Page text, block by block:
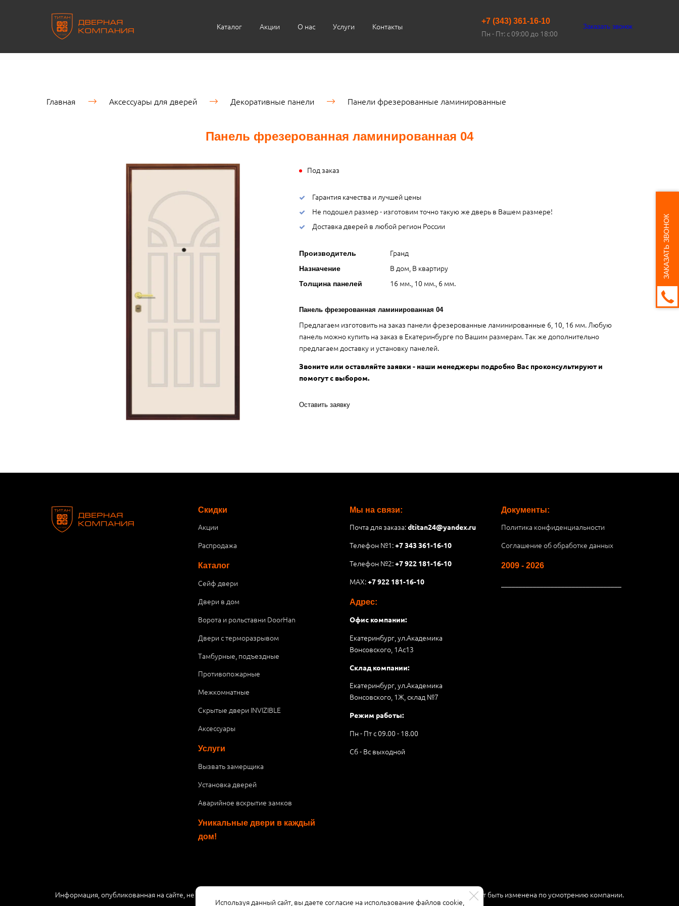
Каталог Акции О нас Услуги Контакты
+7 (343) 361-16-10
Пн - Пт: с 09:00 до 18:00
Заказать звонок
Используя данный сайт, вы даете согласие на использование файлов cookie,
Главная Аксессуары для дверей Декоративные панели Панели фрезерованные ламинированные
Панель фрезерованная ламинированная 04
Под заказ
Гарантия качества и лучшей цены
Не подошел размер - изготовим точно такую же дверь в Вашем размере!
Доставка дверей в любой регион России
Производитель Гранд
Назначение В дом, В квартиру
Толщина панелей 16 мм., 10 мм., 6 мм.
Панель фрезерованная ламинированная 04
Предлагаем изготовить на заказ панели фрезерованные ламинированные 6, 10, 16 мм. Любую
панель можно купить на заказ в Екатеринбурге по Вашим размерам. Так же дополнительно
предлагаем доставку и установку панелей.
Звоните или оставляйте заявки - наши менеджеры подробно Вас проконсультируют и
помогут с выбором.
Оставить заявку
Скидки
Акции
Распродажа
Каталог
Сейф двери
Двери в дом
Ворота и рольставни DoorHan
Двери с терморазрывом
Тамбурные, подъездные
Противопожарные
Межкомнатные
Скрытые двери INVIZIBLE
Аксессуары
Услуги
Вызвать замерщика
Установка дверей
Аварийное вскрытие замков
Уникальные двери в каждый
дом!
Мы на связи:
Почта для заказа:dtitan24@yandex.ru
Телефон №1:+7 343 361-16-10
Телефон №2:+7 922 181-16-10
MAX:+7 922 181-16-10
Адрес:
Офис компании:
Екатеринбург, ул.Академика
Вонсовского, 1Аc13
Склад компании:
Екатеринбург, ул.Академика
Вонсовского, 1Ж, склад №7
Режим работы:
Пн - Пт с 09.00 - 18.00
Сб - Вс выходной
Документы:
Политика конфиденциальности
Соглашение об обработке данных
2009 - 2026
Информация, опубликованная на сайте, не является публичной офертой или рекламой, а носит информационный характер и может быть изменена по усмотрению компании.
ЗАКАЗАТЬ ЗВОНОК